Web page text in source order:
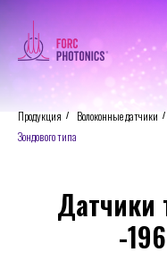
Продукция / Волоконные датчики /
Зондового типа
Датчики
-